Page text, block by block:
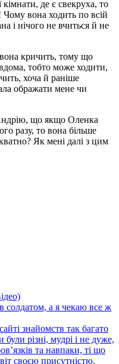
кімнати, де є свекруха, то
вона ходить по всій
і нічого не вчиться й не
кричить, тому що
тобто може ходити,
хоча й раніше
ображати мене чи
що якщо Оленка
разу, то вона більше
Як мені далі з цим
солдатом, а я чекаю все ж
знайомств так багато
були різні, мудрі і не дуже,
та навпаки, ті що
своєю присутністю.